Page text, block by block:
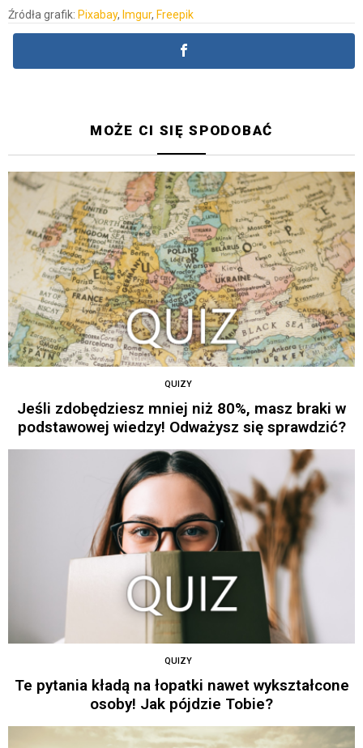
Źródła grafik: Pixabay, Imgur, Freepik
MOŻE CI SIĘ SPODOBAĆ
QUIZY
Jeśli zdobędziesz mniej niż 80%, masz braki w
podstawowej wiedzy! Odważysz się sprawdzić?
QUIZY
Te pytania kładą na łopatki nawet wykształcone
osoby! Jak pójdzie Tobie?